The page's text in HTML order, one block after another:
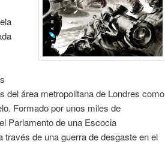
del área metropolitana de Londres como
Formado por unos miles de
Parlamento de una Escocia
través de una guerra de desgaste en el